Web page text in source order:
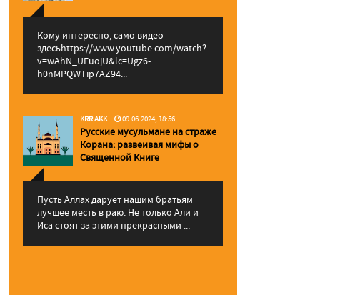
Кому интересно, само видео
здесьhttps://www.youtube.com/watch?
v=wAhN_UEuojU&lc=Ugz6-
h0nMPQWTip7AZ94...
KRR AKK 09.06.2024, 18:56
Русские мусульмане на страже
Корана: pазвеивая мифы о
Священной Книге
Пусть Аллах дарует нашим братьям
лучшее месть в раю. Не только Али и
Иса стоят за этими прекрасными ...